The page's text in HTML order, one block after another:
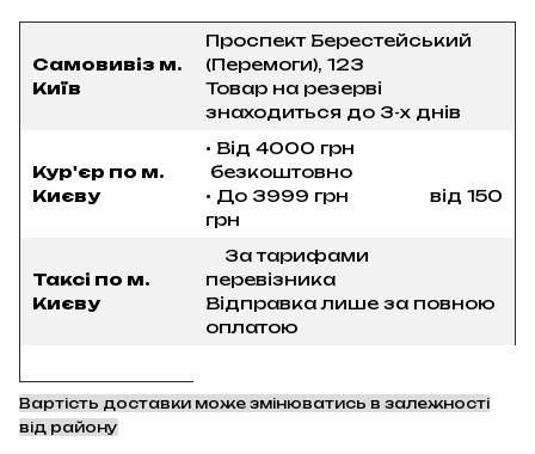
Самовивіз м.
Київ
Проспект Берестейський
(Перемоги), 123
Товар на резерві
знаходиться до 3-х днів
Кур'єр по м.
Києву
• Від 4000 грн
безкоштовно
• До 3999 грн від 150
грн
Таксі по м.
Києву
За тарифами
перевізника
Відправка лише за повною
оплатою
Вартість доставки може змінюватись в залежності
від району